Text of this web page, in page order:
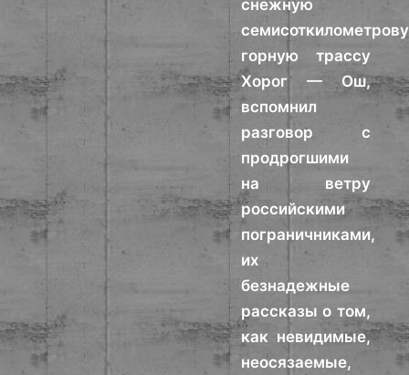
снежную
горную трассу
Хорог — Ош,
вспомнил
разговор с
продрогшими
на ветру
российскими
пограничниками,
их
безнадежные
рассказы о том,
как невидимые,
неосязаемые,